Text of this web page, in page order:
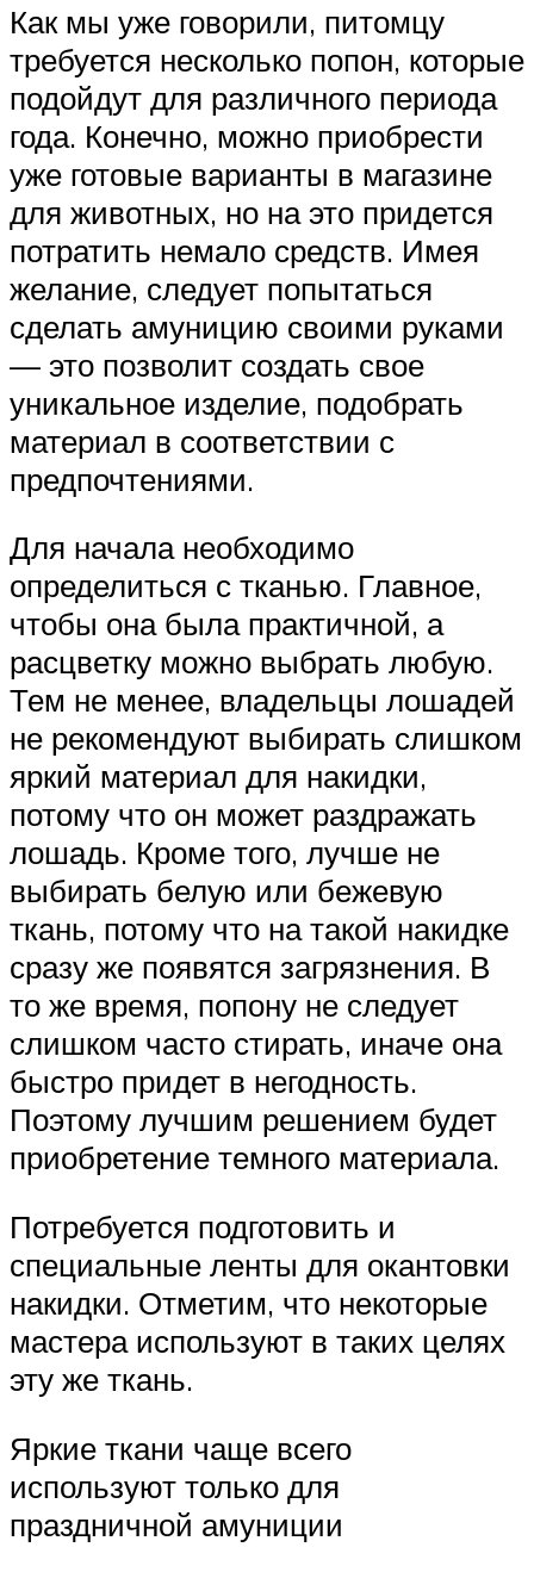
Как мы уже говорили, питомцу
требуется несколько попон, которые
подойдут для различного периода
года. Конечно, можно приобрести
уже готовые варианты в магазине
для животных, но на это придется
потратить немало средств. Имея
желание, следует попытаться
сделать амуницию своими руками
— это позволит создать свое
уникальное изделие, подобрать
материал в соответствии с
предпочтениями.
Для начала необходимо
определиться с тканью. Главное,
чтобы она была практичной, а
расцветку можно выбрать любую.
Тем не менее, владельцы лошадей
не рекомендуют выбирать слишком
яркий материал для накидки,
потому что он может раздражать
лошадь. Кроме того, лучше не
выбирать белую или бежевую
ткань, потому что на такой накидке
сразу же появятся загрязнения. В
то же время, попону не следует
слишком часто стирать, иначе она
быстро придет в негодность.
Поэтому лучшим решением будет
приобретение темного материала.
Потребуется подготовить и
специальные ленты для окантовки
накидки. Отметим, что некоторые
мастера используют в таких целях
эту же ткань.
Яркие ткани чаще всего
используют только для
праздничной амуниции